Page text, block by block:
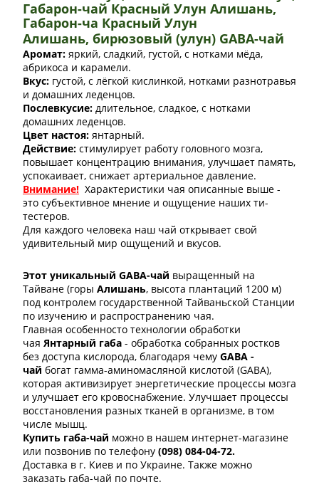
Габарон-чай Красный Улун Алишань,
Габарон-ча Красный Улун
Алишань, бирюзовый (улун) GABA-чай
Аромат: яркий, сладкий, густой, с нотками мёда,
абрикоса и карамели.
Вкус: густой, с лёгкой кислинкой, нотками разнотравья
и домашних леденцов.
Послевкусие: длительное, сладкое, с нотками
домашних леденцов.
Цвет настоя: янтарный.
Действие: стимулирует работу головного мозга,
повышает концентрацию внимания, улучшает память,
успокаивает, снижает артериальное давление.
Внимание! Характеристики чая описанные выше -
это субъективное мнение и ощущение наших ти-
тестеров.
Для каждого человека наш чай открывает свой
удивительный мир ощущений и вкусов.
Этот уникальный GABA-чай выращенный на
Тайване (горы Алишань, высота плантаций 1200 м)
под контролем государственной Тайваньской Станции
по изучению и распространению чая.
Главная особенносто технологии обработки
чая Янтарный габа - обработка собранных ростков
без доступа кислорода, благодаря чему GABA -
чай богат гамма-аминомасляной кислотой (GABA),
которая активизирует энергетические процессы мозга
и улучшает его кровоснабжение. Улучшает процессы
восстановления разных тканей в организме, в том
числе мышц.
Купить габа-чай можно в нашем интернет-магазине
или позвонив по телефону (098) 084-04-72.
Доставка в г. Киев и по Украине. Также можно
заказать габа-чай по почте.